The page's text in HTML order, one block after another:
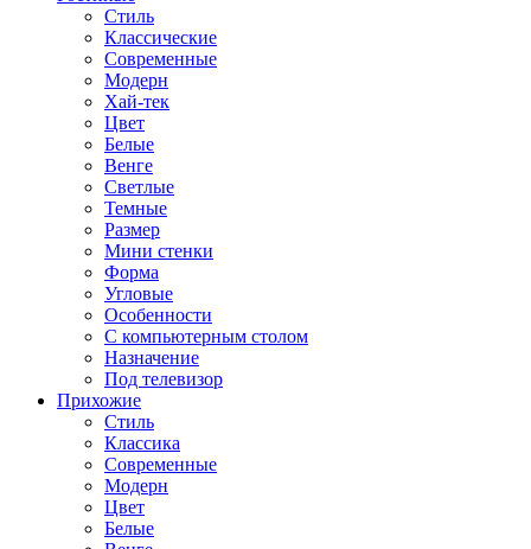
Стиль
Классические
Современные
Модерн
Хай-тек
Цвет
Белые
Венге
Светлые
Темные
Размер
Мини стенки
Форма
Угловые
Особенности
С компьютерным столом
Назначение
Под телевизор
Прихожие
Стиль
Классика
Современные
Модерн
Цвет
Белые